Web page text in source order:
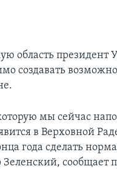
область президент
создавать
мы сейчас
в Верховной
года сделать
сообщает